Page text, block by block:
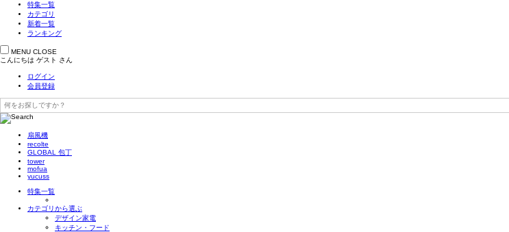
特集一覧
カテゴリ
新着一覧
ランキング
MENU CLOSE
こんにちは ゲスト さん
ログイン
会員登録
扇風機
recolte
GLOBAL 包丁
tower
mofua
yucuss
特集一覧
カテゴリから選ぶ
デザイン家電
キッチン・フード